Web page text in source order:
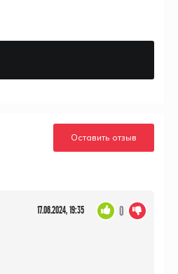
Оставить отзыв
17.06.2024, 19:35 0